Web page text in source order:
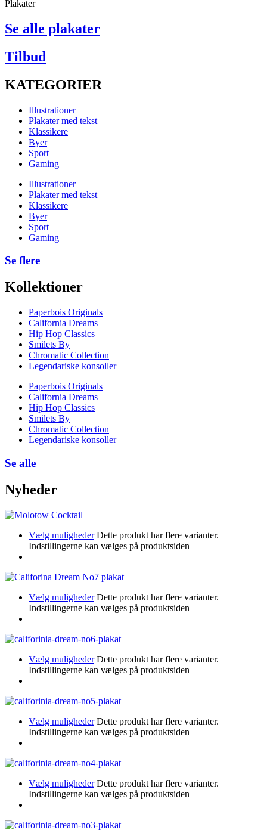
Plakater
Se alle plakater
Tilbud
KATEGORIER
Illustrationer
Plakater med tekst
Klassikere
Byer
Sport
Gaming
Illustrationer
Plakater med tekst
Klassikere
Byer
Sport
Gaming
Se flere
Kollektioner
Paperbois Originals
California Dreams
Hip Hop Classics
Smilets By
Chromatic Collection
Legendariske konsoller
Paperbois Originals
California Dreams
Hip Hop Classics
Smilets By
Chromatic Collection
Legendariske konsoller
Se alle
Nyheder
Vælg muligheder Dette produkt har flere varianter.
Indstillingerne kan vælges på produktsiden
Vælg muligheder Dette produkt har flere varianter.
Indstillingerne kan vælges på produktsiden
Vælg muligheder Dette produkt har flere varianter.
Indstillingerne kan vælges på produktsiden
Vælg muligheder Dette produkt har flere varianter.
Indstillingerne kan vælges på produktsiden
Vælg muligheder Dette produkt har flere varianter.
Indstillingerne kan vælges på produktsiden